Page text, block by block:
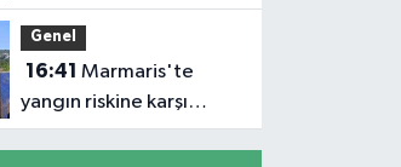
bile kuramadığı evine
kavuşunca döktüğü
gözyaşı duygulandırdı
Genel
16:41
yangın riskine karşı
kapsamlı temizlik